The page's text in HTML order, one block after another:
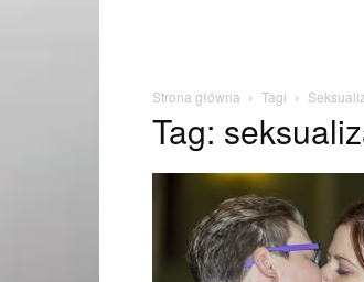
Strona główna Tagi
Tag: